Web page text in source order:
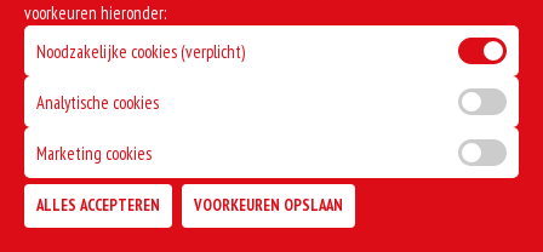
voorkeuren hieronder:
Noodzakelijke cookies (verplicht)
Analytische cookies
Marketing cookies
ALLES ACCEPTEREN VOORKEUREN OPSLAAN